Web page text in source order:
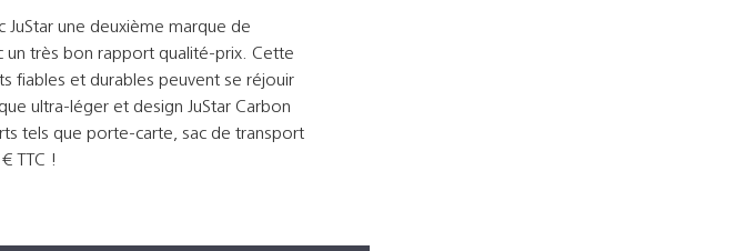
JuStar une deuxième marque de
un très bon rapport qualité-prix. Cette
fiables et durables peuvent se réjouir
ultra-léger et design JuStar Carbon
tels que porte-carte, sac de transport
TTC !